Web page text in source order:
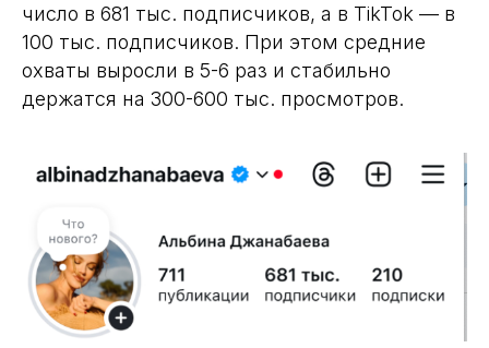
число в 681 тыс. подписчиков, а в TikTok — в
100 тыс. подписчиков. При этом средние
охваты выросли в 5-6 раз и стабильно
держатся на 300-600 тыс. просмотров.